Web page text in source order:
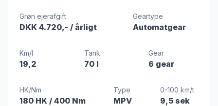
Grøn ejerafgift
DKK 4.720,- / årligt
Geartype
Automatgear
Km/l
19,2
Tank
70 l
Gear
6 gear
HK/Nm
180 HK / 400 Nm
Type
MPV
0-100 km/t
9,5 sek